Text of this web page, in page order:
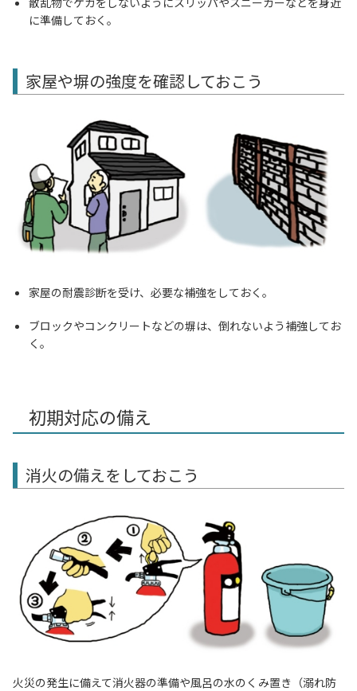
に準備しておく。
家屋や塀の強度を確認しておこう
家屋の耐震診断を受け、必要な補強をしておく。
ブロックやコンクリートなどの塀は、倒れないよう補強してお
く。
初期対応の備え
消火の備えをしておこう
火災の発生に備えて消火器の準備や風呂の水のくみ置き（溺れ防